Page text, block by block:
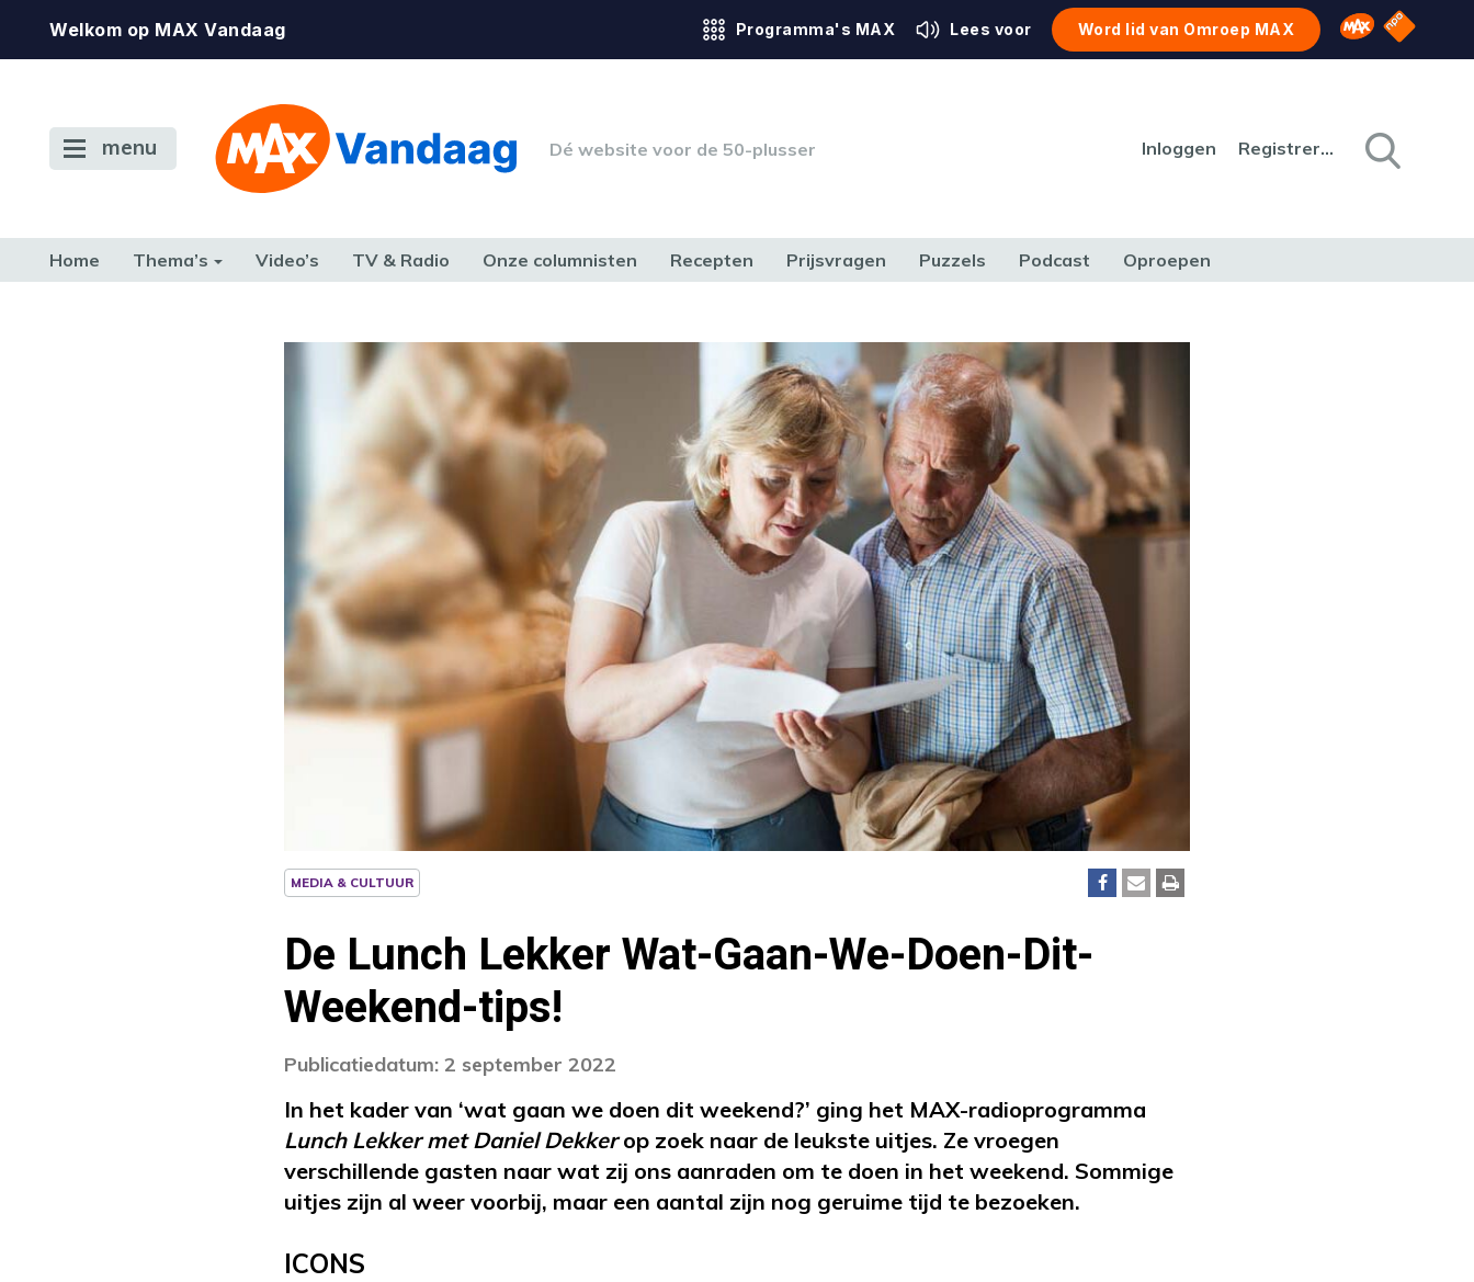
Welkom op MAX Vandaag Programma's MAX Lees voor Word lid van Omroep MAX Omroep MAX
NPO
menu Dé website voor de 50-plusser Inloggen Registreren
Home Thema’s Video’s TV & Radio Onze columnisten Recepten Prijsvragen Puzzels Podcast Oproepen
MEDIA & CULTUUR
De Lunch Lekker Wat-Gaan-We-Doen-Dit-
Weekend-tips!
Publicatiedatum: 2 september 2022
In het kader van ‘wat gaan we doen dit weekend?’ ging het MAX-radioprogramma
Lunch Lekker met Daniel Dekkerop zoek naar de leukste uitjes. Ze vroegen
verschillende gasten naar wat zij ons aanraden om te doen in het weekend. Sommige
uitjes zijn al weer voorbij, maar een aantal zijn nog geruime tijd te bezoeken.
ICONS